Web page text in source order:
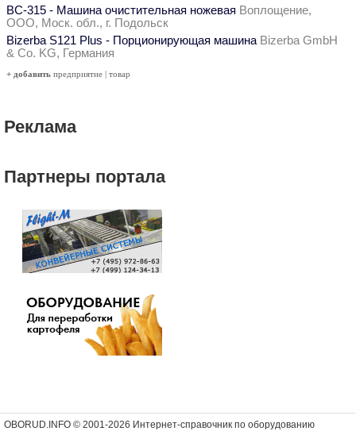
ВС-315 - Машина очистительная ножевая Воплощение,
ООО, Моск. обл., г. Подольск
Bizerba S121 Plus - Порционирующая машина Bizerba GmbH
& Co. KG, Германия
+ добавить предприятие | товар
Реклама
Партнеры портала
OBORUD.INFO © 2001-2026 Интернет-справочник по оборудованию